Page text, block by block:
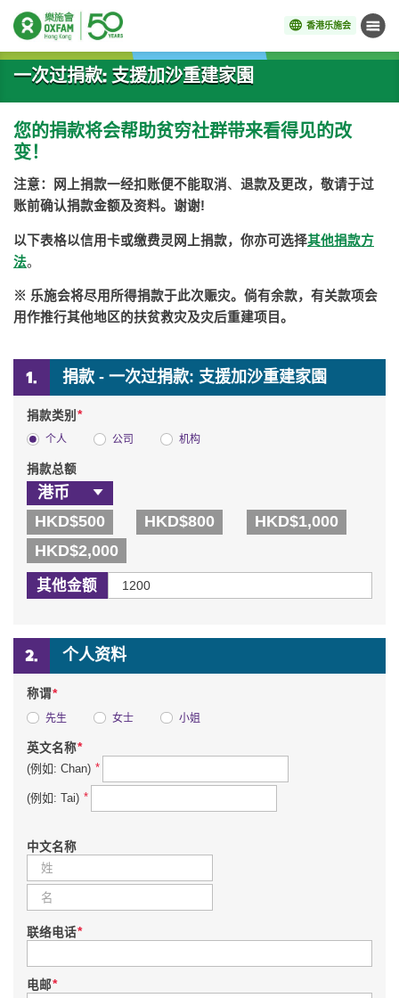
香港乐施会 菜单
开始主要内容
一次过捐款: 支援加沙重建家園
您的捐款将会帮助贫穷社群带来看得见的改
变！
注意：网上捐款一经扣账便不能取消、 退款及更改，敬请于过
账前确认捐款金额及资料。谢谢!
以下表格以信用卡或缴费灵网上捐款，你亦可选择其他捐款方
法。
※ 乐施会将尽用所得捐款于此次赈灾。倘有余款，有关款项会
用作推行其他地区的扶贫救灾及灾后重建项目 。
捐款 - 一次过捐款: 支援加沙重建家園
捐款类别 *
个人 公司 机构
捐款总额
HKD$500 HKD$800
HKD$1,000
HKD$2,000
其他金额
个人资料
称谓*
先生 女士 小姐
英文名称*
(例如: Chan) *
(例如: Tai) *
中文名称
联络电话*
电邮*